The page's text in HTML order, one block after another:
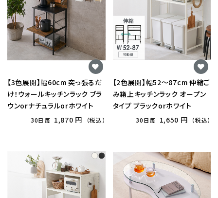
【3色展開】幅60cm 突っ張るだ
け！ウォールキッチンラック ブラ
ウンorナチュラルorホワイト
30日毎 1,870 円 （税込）
【2色展開】幅52〜87cm 伸縮ご
み箱上キッチンラック オープン
タイプ ブラックorホワイト
30日毎 1,650 円 （税込）